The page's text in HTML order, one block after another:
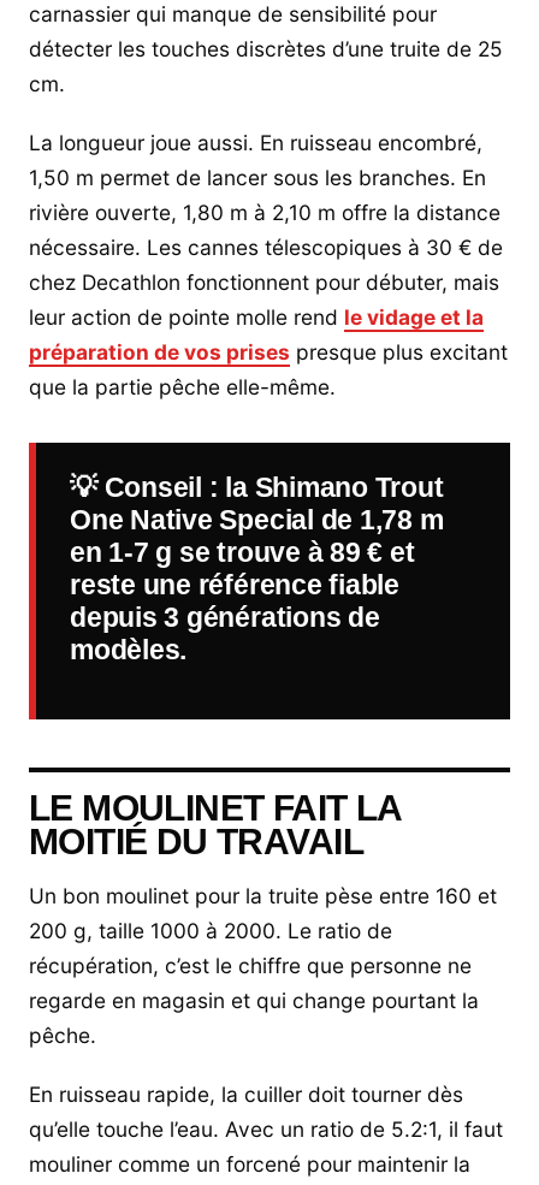
carnassier qui manque de sensibilité pour
détecter les touches discrètes d’une truite de 25
cm.
La longueur joue aussi. En ruisseau encombré,
1,50 m permet de lancer sous les branches. En
rivière ouverte, 1,80 m à 2,10 m offre la distance
nécessaire. Les cannes télescopiques à 30 € de
chez Decathlon fonctionnent pour débuter, mais
leur action de pointe molle rend le vidage et la
préparation de vos prises presque plus excitant
que la partie pêche elle-même.
💡Conseil : la Shimano Trout
One Native Special de 1,78 m
en 1-7 g se trouve à 89 € et
reste une référence fiable
depuis 3 générations de
modèles.
LE MOULINET FAIT LA
MOITIÉ DU TRAVAIL
Un bon moulinet pour la truite pèse entre 160 et
200 g, taille 1000 à 2000. Le ratio de
récupération, c’est le chiffre que personne ne
regarde en magasin et qui change pourtant la
pêche.
En ruisseau rapide, la cuiller doit tourner dès
qu’elle touche l’eau. Avec un ratio de 5.2:1, il faut
mouliner comme un forcené pour maintenir la